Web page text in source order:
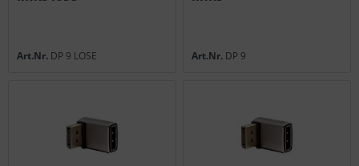
Art.Nr. DP 9 LOSE Art.Nr. DP 9